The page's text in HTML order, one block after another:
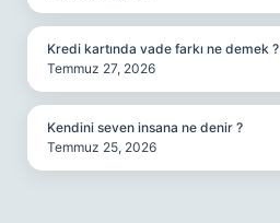
Kredi kartında vade farkı ne demek ?
Temmuz 27, 2026
Kendini seven insana ne denir ?
Temmuz 25, 2026